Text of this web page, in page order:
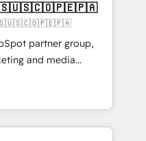
new visitors for a
415% conversion
Impact Award 🏆
🏆 Gold AVA Digital
CRM
partner group,
and media
and Southern
Born in Chile,
international reach to
technology, creativity,